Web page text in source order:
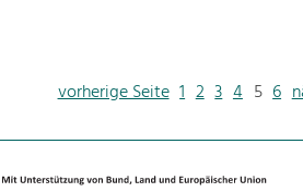
vorherige Seite 1 2 3 4 5 6